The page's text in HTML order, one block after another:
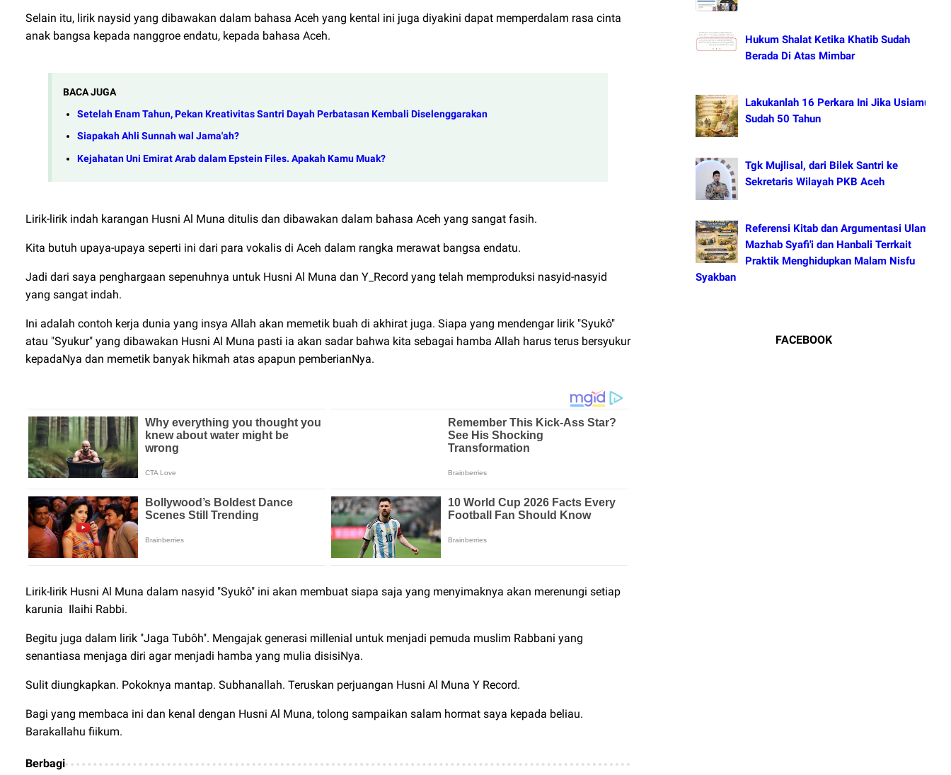
Selain itu, lirik naysid yang dibawakan dalam bahasa Aceh yang kental ini juga diyakini dapat memperdalam rasa cinta
anak bangsa kepada nanggroe endatu, kepada bahasa Aceh.
BACA JUGA
Setelah Enam Tahun, Pekan Kreativitas Santri Dayah Perbatasan Kembali Diselenggarakan
Siapakah Ahli Sunnah wal Jama'ah?
Kejahatan Uni Emirat Arab dalam Epstein Files. Apakah Kamu Muak?
Lirik-lirik indah karangan Husni Al Muna ditulis dan dibawakan dalam bahasa Aceh yang sangat fasih.
Kita butuh upaya-upaya seperti ini dari para vokalis di Aceh dalam rangka merawat bangsa endatu.
Jadi dari saya penghargaan sepenuhnya untuk Husni Al Muna dan Y_Record yang telah memproduksi nasyid-nasyid
yang sangat indah.
Ini adalah contoh kerja dunia yang insya Allah akan memetik buah di akhirat juga. Siapa yang mendengar lirik "Syukô"
atau "Syukur" yang dibawakan Husni Al Muna pasti ia akan sadar bahwa kita sebagai hamba Allah harus terus bersyukur
kepadaNya dan memetik banyak hikmah atas apapun pemberianNya.
Lirik-lirik Husni Al Muna dalam nasyid "Syukô" ini akan membuat siapa saja yang menyimaknya akan merenungi setiap
karunia Ilaihi Rabbi.
Begitu juga dalam lirik "Jaga Tubôh". Mengajak generasi millenial untuk menjadi pemuda muslim Rabbani yang
senantiasa menjaga diri agar menjadi hamba yang mulia disisiNya.
Sulit diungkapkan. Pokoknya mantap. Subhanallah. Teruskan perjuangan Husni Al Muna Y Record.
Bagi yang membaca ini dan kenal dengan Husni Al Muna, tolong sampaikan salam hormat saya kepada beliau.
Barakallahu fiikum.
Berbagi
Hukum Shalat Ketika Khatib Sudah
Berada Di Atas Mimbar
Lakukanlah 16 Perkara Ini Jika Usiamu
Sudah 50 Tahun
Tgk Mujlisal, dari Bilek Santri ke
Sekretaris Wilayah PKB Aceh
Referensi Kitab dan Argumentasi Ulama
Mazhab Syafi'i dan Hanbali Terrkait
Praktik Menghidupkan Malam Nisfu
Syakban
FACEBOOK